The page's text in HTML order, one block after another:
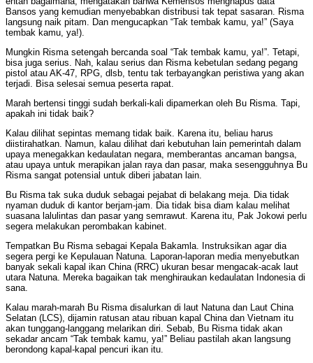
Bansos yang kemudian menyebabkan distribusi tak tepat sasaran. Risma
langsung naik pitam. Dan mengucapkan “Tak tembak kamu, ya!” (Saya
tembak kamu, ya!).
Mungkin Risma setengah bercanda soal “Tak tembak kamu, ya!”. Tetapi,
bisa juga serius. Nah, kalau serius dan Risma kebetulan sedang pegang
pistol atau AK-47, RPG, dlsb, tentu tak terbayangkan peristiwa yang akan
terjadi. Bisa selesai semua peserta rapat.
Marah bertensi tinggi sudah berkali-kali dipamerkan oleh Bu Risma. Tapi,
apakah ini tidak baik?
Kalau dilihat sepintas memang tidak baik. Karena itu, beliau harus
diistirahatkan. Namun, kalau dilihat dari kebutuhan lain pemerintah dalam
upaya menegakkan kedaulatan negara, memberantas ancaman bangsa,
atau upaya untuk merapikan jalan raya dan pasar, maka sesengguhnya Bu
Risma sangat potensial untuk diberi jabatan lain.
Bu Risma tak suka duduk sebagai pejabat di belakang meja. Dia tidak
nyaman duduk di kantor berjam-jam. Dia tidak bisa diam kalau melihat
suasana lalulintas dan pasar yang semrawut. Karena itu, Pak Jokowi perlu
segera melakukan perombakan kabinet.
Tempatkan Bu Risma sebagai Kepala Bakamla. Instruksikan agar dia
segera pergi ke Kepulauan Natuna. Laporan-laporan media menyebutkan
banyak sekali kapal ikan China (RRC) ukuran besar mengacak-acak laut
utara Natuna. Mereka bagaikan tak menghiraukan kedaulatan Indonesia di
sana.
Kalau marah-marah Bu Risma disalurkan di laut Natuna dan Laut China
Selatan (LCS), dijamin ratusan atau ribuan kapal China dan Vietnam itu
akan tunggang-langgang melarikan diri. Sebab, Bu Risma tidak akan
sekadar ancam “Tak tembak kamu, ya!” Beliau pastilah akan langsung
berondong kapal-kapal pencuri ikan itu.